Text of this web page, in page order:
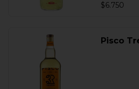
$6.750
Pisco